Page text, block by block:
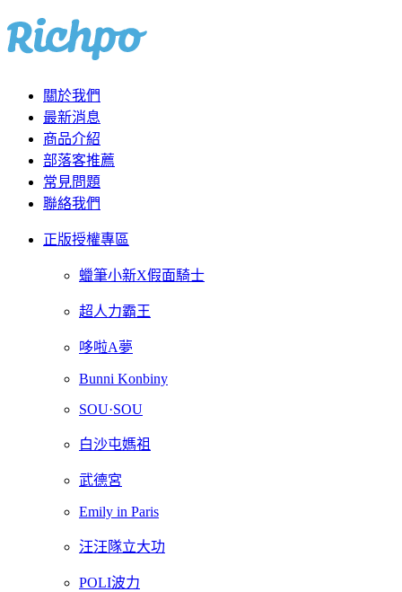
關於我們
最新消息
商品介紹
部落客推薦
常見問題
聯絡我們
正版授權專區
蠟筆小新X假面騎士
超人力霸王
哆啦A夢
Bunni Konbiny
SOU·SOU
白沙屯媽祖
武德宮
Emily in Paris
汪汪隊立大功
POLI波力